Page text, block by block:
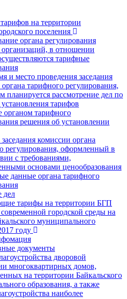
на территории
поселения
органа регулирования
в отношении
тарифные
и место проведения заседания
тарифного регулирования,
планируется рассмотрение дел по
тарифов
органом тарифного
решения об установлении
комиссии органа
регулирования, оформленный в
с требованиями,
основами ценообразования
данные органа тарифного
дел
тарифы на территории БГП
городской среды на
муниципального
году
документы
дворовой
многоквартирных домов,
на территории Байкальского
образования, а также
наиболее